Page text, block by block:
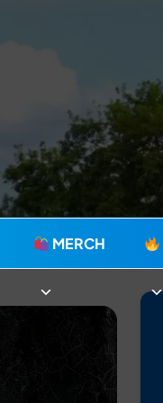
MERCH